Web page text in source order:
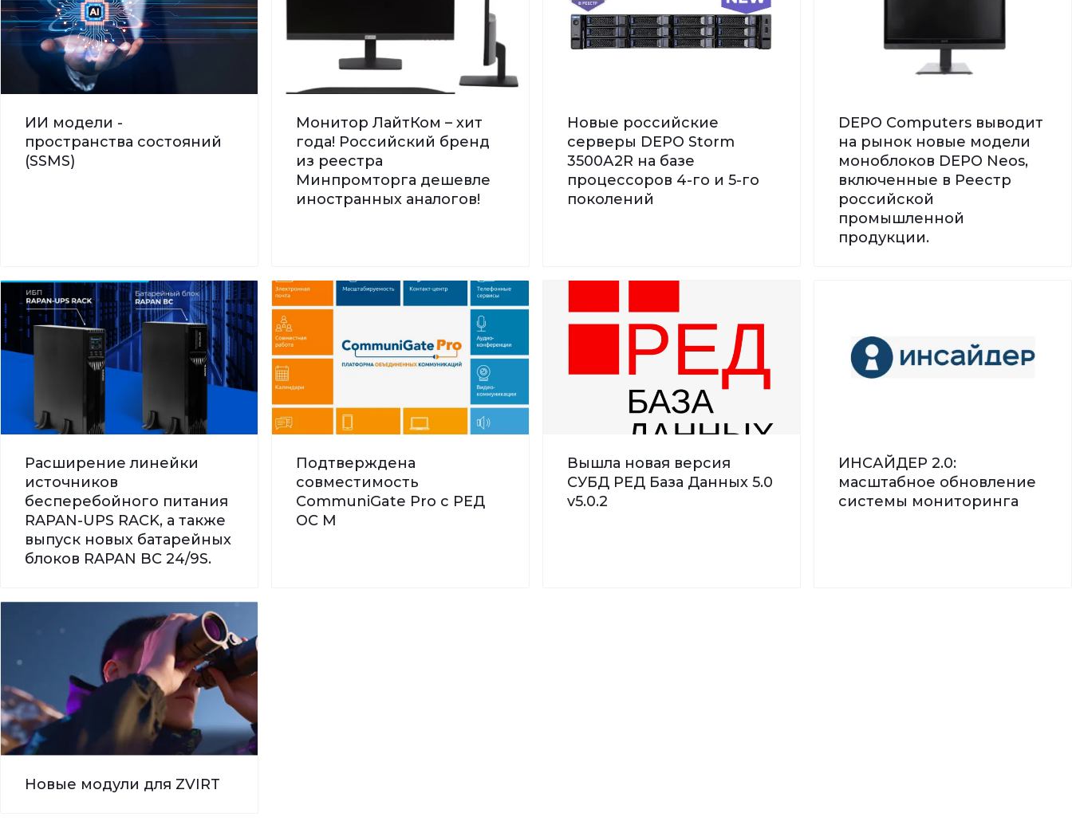
ИИ модели -
пространства состояний
(SSMS)
Монитор ЛайтКом – хит
года! Российский бренд
из реестра
Минпромторга дешевле
иностранных аналогов!
Новые российские
серверы DEPO Storm
3500А2R на базе
процессоров 4-го и 5-го
поколений
DEPO Computers выводит
на рынок новые модели
моноблоков DEPO Neos,
включенные в Реестр
российской
промышленной
продукции.
Расширение линейки
источников
бесперебойного питания
RAPAN-UPS RACK, а также
выпуск новых батарейных
блоков RAPAN BC 24/9S.
Подтверждена
совместимость
CommuniGate Pro с РЕД
ОС М
Вышла новая версия
СУБД РЕД База Данных 5.0
v5.0.2
ИНСАЙДЕР 2.0:
масштабное обновление
системы мониторинга
Новые модули для ZVIRT